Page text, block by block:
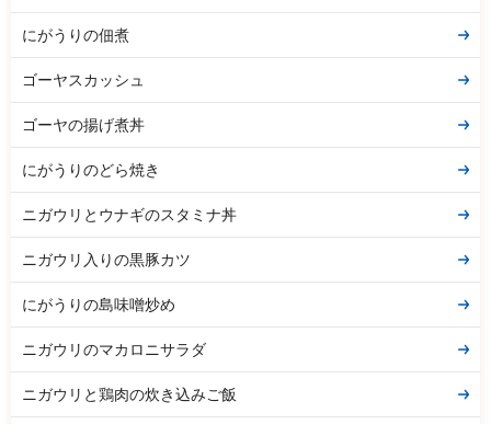
にがうりの佃煮
ゴーヤスカッシュ
ゴーヤの揚げ煮丼
にがうりのどら焼き
ニガウリとウナギのスタミナ丼
ニガウリ入りの黒豚カツ
にがうりの島味噌炒め
ニガウリのマカロニサラダ
ニガウリと鶏肉の炊き込みご飯